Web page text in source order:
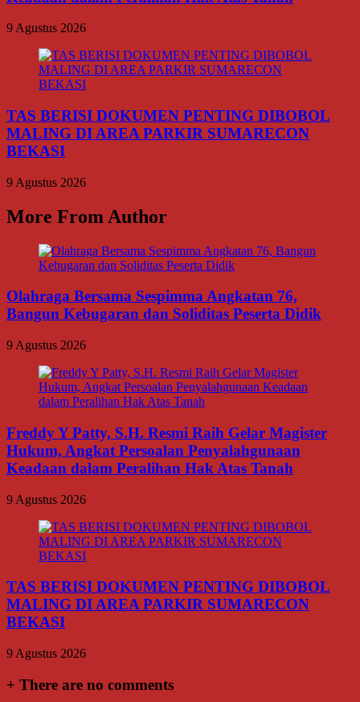
9 Agustus 2026
TAS BERISI DOKUMEN PENTING DIBOBOL
MALING DI AREA PARKIR SUMARECON
BEKASI
9 Agustus 2026
More From Author
Olahraga Bersama Sespimma Angkatan 76,
Bangun Kebugaran dan Soliditas Peserta Didik
9 Agustus 2026
Freddy Y Patty, S.H. Resmi Raih Gelar Magister
Hukum, Angkat Persoalan Penyalahgunaan
Keadaan dalam Peralihan Hak Atas Tanah
9 Agustus 2026
TAS BERISI DOKUMEN PENTING DIBOBOL
MALING DI AREA PARKIR SUMARECON
BEKASI
9 Agustus 2026
+ There are no comments